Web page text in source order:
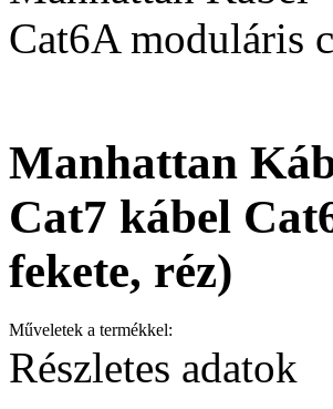
Cat6A moduláris
Manhattan
Cat7 kábel
fekete, réz)
Műveletek a termékkel:
Részletes adatok